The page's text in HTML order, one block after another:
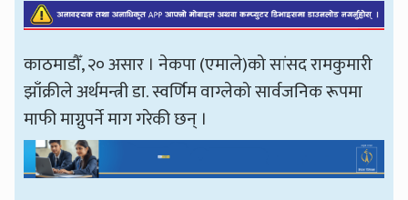
काठमाडौँ, २० असार । नेकपा (एमाले)को सांसद रामकुमारी
झाँक्रीले अर्थमन्त्री डा. स्वर्णिम वाग्लेको सार्वजनिक रूपमा
माफी माग्नुपर्ने माग गरेकी छन् ।